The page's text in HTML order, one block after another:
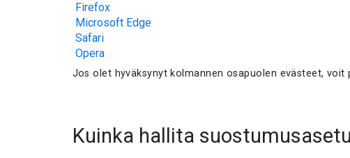
Firefox
Microsoft Edge
Safari
Opera
Jos olet hyväksynyt kolmannen osapuolen evästeet,
Kuinka hallita